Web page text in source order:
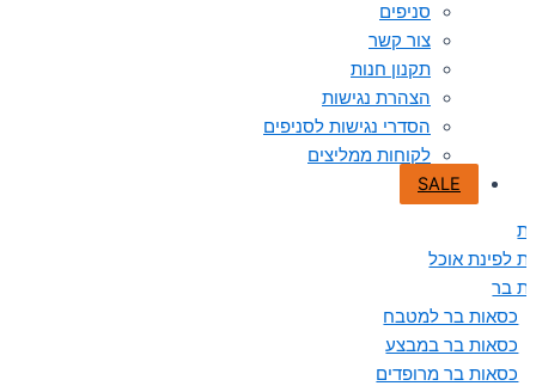
סניפים
צור קשר
תקנון חנות
הצהרת נגישות
הסדרי נגישות לסניפים
לקוחות ממליצים
SALE
לפינת אוכל
בר
כסאות בר למטבח
כסאות בר במבצע
כסאות בר מרופדים